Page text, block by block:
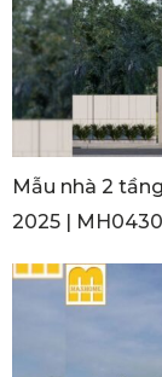
Mẫu nhà 2
2025 |